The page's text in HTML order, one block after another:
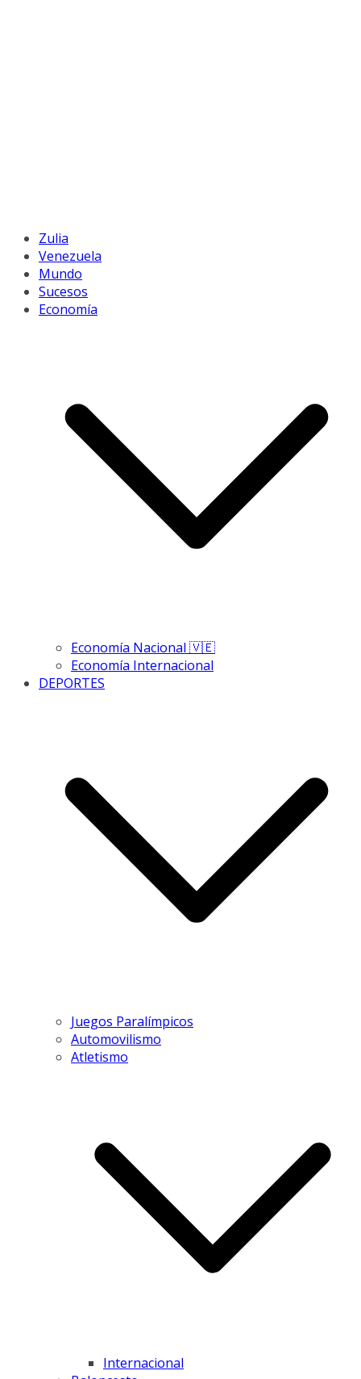
Zulia
Venezuela
Mundo
Sucesos
Economía
Economía Nacional 🇻🇪
Economía Internacional
DEPORTES
Juegos Paralímpicos
Automovilismo
Atletismo
Internacional